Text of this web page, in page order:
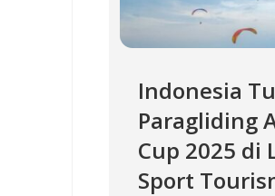
Indonesia
Paragliding
Cup 2025 di
Sport